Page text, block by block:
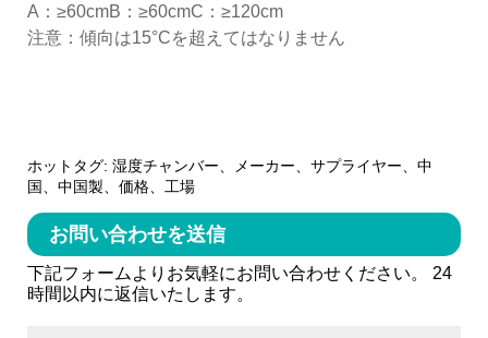
A：≥60cmB：≥60cmC：≥120cm
注意：傾向は15°Cを超えてはなりません
ホットタグ: 湿度チャンバー、メーカー、サプライヤー、中
国、中国製、価格、工場
お問い合わせを送信
下記フォームよりお気軽にお問い合わせください。 24
時間以内に返信いたします。